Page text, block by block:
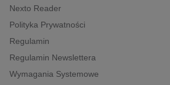
polityka, społeczno-informacyjne
psychologiczne
inne
popularno-naukowe
historia
Nexto Reader
Polityka Prywatności
Regulamin
Regulamin Newslettera
Wymagania Systemowe